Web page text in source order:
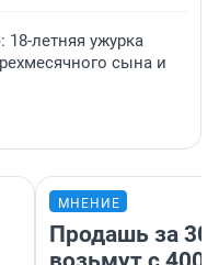
18-летняя ужурка
сына и
МНЕНИЕ
Продашь за